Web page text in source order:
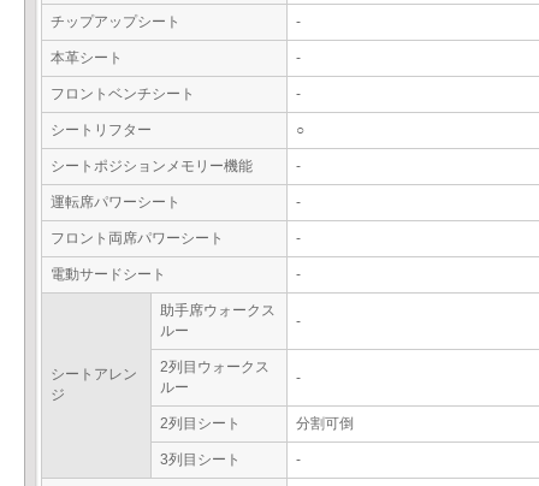
チップアップシート -
本革シート -
フロントベンチシート -
シートリフター ○
シートポジションメモリー機能 -
運転席パワーシート -
フロント両席パワーシート -
電動サードシート -
シートアレン
ジ
助手席ウォークス
ルー
-
2列目ウォークス
ルー
-
2列目シート 分割可倒
3列目シート -